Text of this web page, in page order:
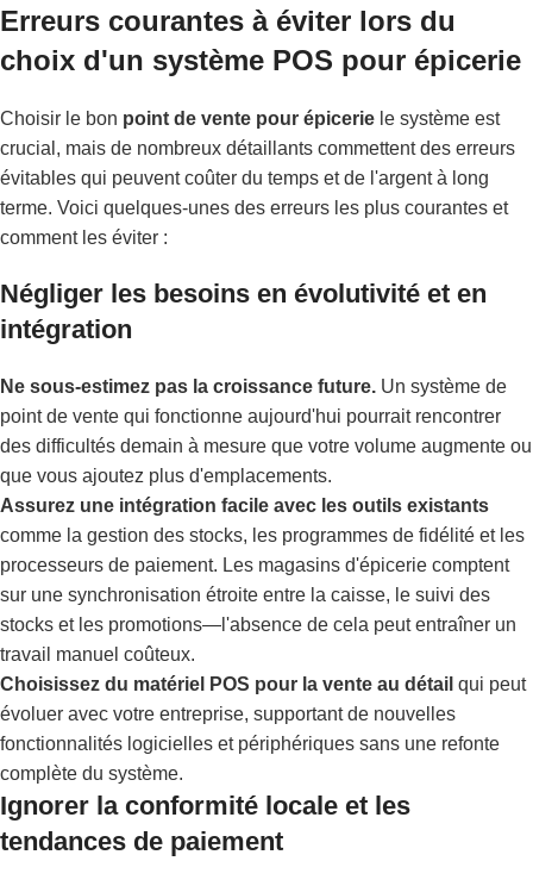
Erreurs courantes à éviter lors du
choix d'un système POS pour épicerie
Choisir le bon point de vente pour épicerie le système est
crucial, mais de nombreux détaillants commettent des erreurs
évitables qui peuvent coûter du temps et de l'argent à long
terme. Voici quelques-unes des erreurs les plus courantes et
comment les éviter :
Négliger les besoins en évolutivité et en
intégration
Ne sous-estimez pas la croissance future. Un système de
point de vente qui fonctionne aujourd'hui pourrait rencontrer
des difficultés demain à mesure que votre volume augmente ou
que vous ajoutez plus d'emplacements.
Assurez une intégration facile avec les outils existants
comme la gestion des stocks, les programmes de fidélité et les
processeurs de paiement. Les magasins d'épicerie comptent
sur une synchronisation étroite entre la caisse, le suivi des
stocks et les promotions—l'absence de cela peut entraîner un
travail manuel coûteux.
Choisissez du matériel POS pour la vente au détail qui peut
évoluer avec votre entreprise, supportant de nouvelles
fonctionnalités logicielles et périphériques sans une refonte
complète du système.
Ignorer la conformité locale et les
tendances de paiement